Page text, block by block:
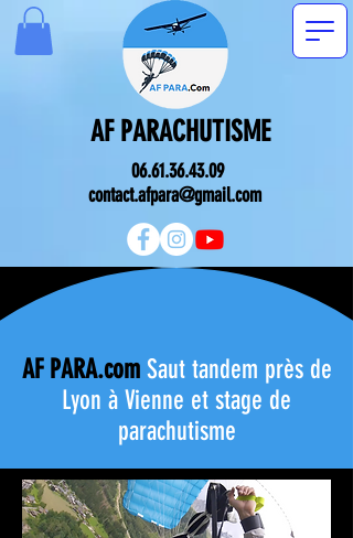
AF PARACHUTISME
06.61.36.43.09
contact.afpara@gmail.com
AF PARA.comSaut tandem près de
Lyon à Vienne et stage de
parachutisme